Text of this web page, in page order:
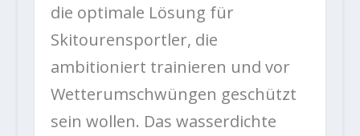
die optimale Lösung für
Skitourensportler, die
ambitioniert trainieren und vor
Wetterumschwüngen geschützt
sein wollen. Das wasserdichte